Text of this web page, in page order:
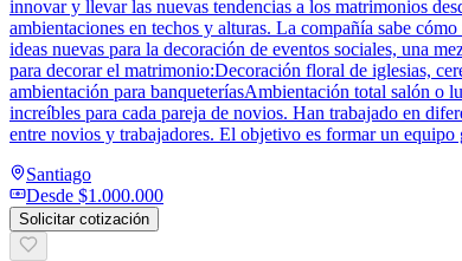
innovar y llevar las nuevas tendencias a los matrimonios
ambientaciones en techos y alturas. La compañía sabe
ideas nuevas para la decoración de eventos sociales, una
para decorar el matrimonio:Decoración floral de iglesias,
ambientación para banqueteríasAmbientación total salón o
increíbles para cada pareja de novios. Han trabajado en
entre novios y trabajadores. El objetivo es formar un
Santiago
Desde $1.000.000
Solicitar cotización